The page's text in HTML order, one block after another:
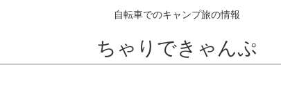
自転車でのキャンプ旅の情報
ちゃりできゃんぷ